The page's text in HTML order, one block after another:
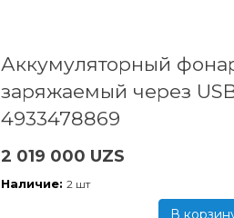
Аккумуляторный
заряжаемый через
4933478869
2 019 000 UZS
Наличие: 2 шт
В